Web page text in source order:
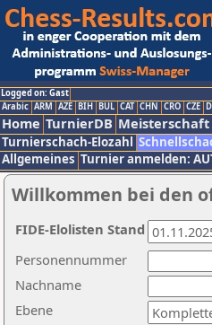
Logged on: Gast
Arabic ARM AZE BIH BUL CAT CHN CRO CZE
Home TurnierDB Meisterschaft
Turnierschach-Elozahl
Allgemeines Turnier anmelden:
Willkommen bei den
Nachname
Ebene
Personennummer
FIDE-Elolisten Stand